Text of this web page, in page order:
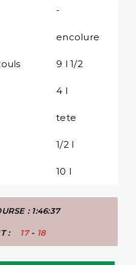
-
encolure
9 l 1/2
4 l
tete
1/2 l
10 l
: 1:46:37
: 17- 18